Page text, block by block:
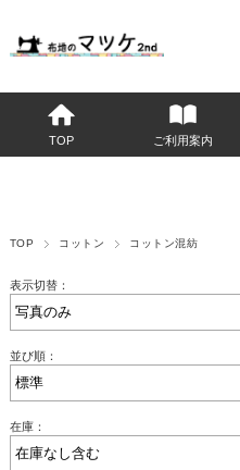
TOP ご利用案内
TOP コットン コットン混紡
表示切替：
並び順：
在庫：